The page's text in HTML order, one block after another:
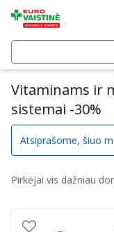
Vitaminams ir
sistemai -30%
Atsiprašome, šiuo
Pirkėjai vis dažniau